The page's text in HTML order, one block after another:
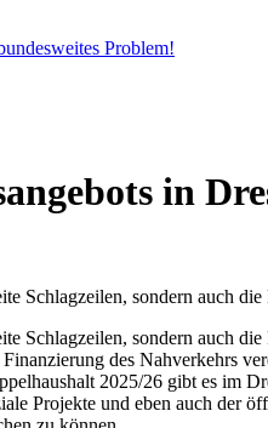
Problem!
in
Schlagzeilen, sondern auch
Schlagzeilen, sondern auch
des Nahverkehrs
2025/26 gibt es im
Projekte und eben auch der